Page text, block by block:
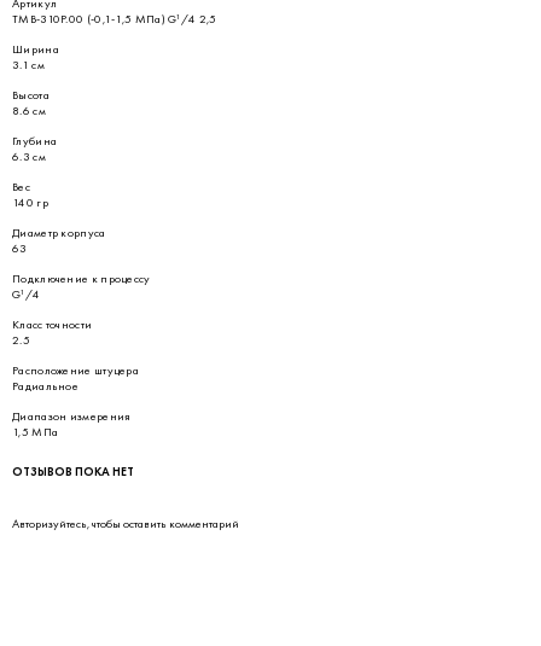
ТМВ-310Р.00 (-0,1-1,5 МПа) G¹/4 2,5
Ширина
3.1 см
Высота
8.6 см
Глубина
6.3 см
Вес
140 гр
Диаметр корпуса
63
Подключение к процессу
G¹/4
Класс точности
2.5
Расположение штуцера
Радиальное
Диапазон измерения
1,5 МПа
ОТЗЫВОВ ПОКА НЕТ
Авторизуйтесь, чтобы оставить комментарий